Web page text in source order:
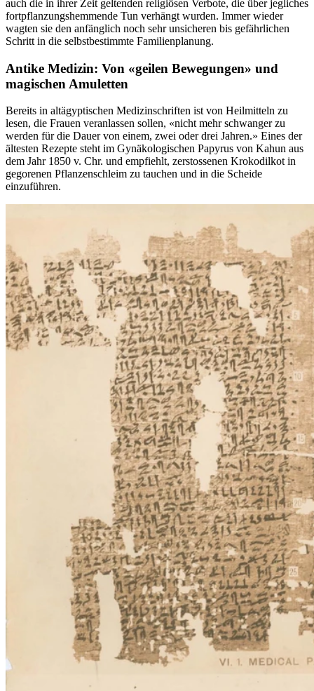
auch die in ihrer Zeit geltenden religiösen Verbote, die über jegliches
fortpflanzungshemmende Tun verhängt wurden. Immer wieder
wagten sie den anfänglich noch sehr unsicheren bis gefährlichen
Schritt in die selbstbestimmte Familienplanung.
Antike Medizin: Von «geilen Bewegungen» und
magischen Amuletten
Bereits in altägyptischen Medizinschriften ist von Heilmitteln zu
lesen, die Frauen veranlassen sollen, «nicht mehr schwanger zu
werden für die Dauer von einem, zwei oder drei Jahren.» Eines der
ältesten Rezepte steht im Gynäkologischen Papyrus von Kahun aus
dem Jahr 1850 v. Chr. und empfiehlt, zerstossenen Krokodilkot in
gegorenen Pflanzenschleim zu tauchen und in die Scheide
einzuführen.